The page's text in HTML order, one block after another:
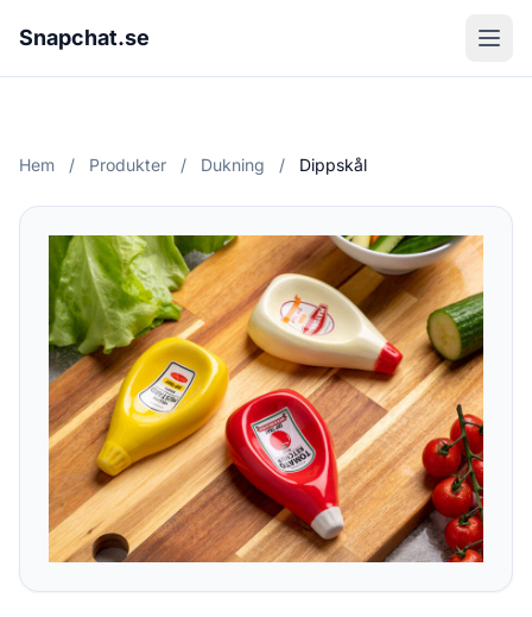
Snapchat.se
Hem / Produkter / Dukning / Dippskål